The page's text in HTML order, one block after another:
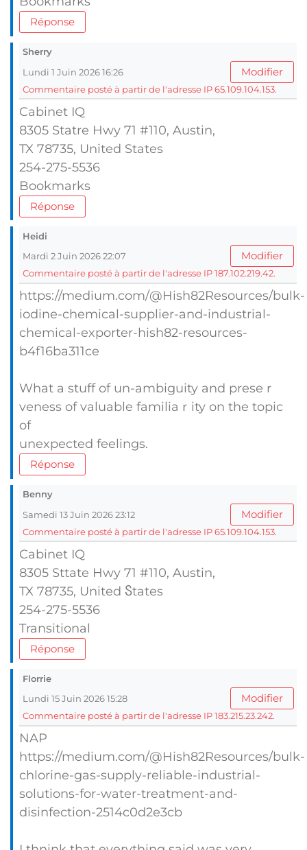
Réponse
Sherry
Lundi 1 Juin 2026 16:26
Modifier
Commentaire posté à partir de l'adresse IP 65.109.104.153.
Cabinet IQ
8305 Statre Hwy 71 #110, Austin,
TX 78735, United Stаtes
254-275-5536
Bookmarks
Réponse
Heidi
Mardi 2 Juin 2026 22:07
Modifier
Commentaire posté à partir de l'adresse IP 187.102.219.42.
https://medium.com/@Hish82Resources/bulk-
iodine-chemical-supplier-and-industrial-
chemical-exporter-hish82-resources-
b4f16ba311ce
What a stuff of un-ambiguity and preseｒ
vеness of valuable familiaｒity on the topіc
of
unexpected feelings.
Réponse
Benny
Samedi 13 Juin 2026 23:12
Modifier
Commentaire posté à partir de l'adresse IP 65.109.104.153.
Cabinet IQ
8305 Sttate Hwy 71 #110, Austin,
TX 78735, United Ⴝtates
254-275-5536
Transitional
Réponse
Florrie
Lundi 15 Juin 2026 15:28
Modifier
Commentaire posté à partir de l'adresse IP 183.215.23.242.
NAP
https://medium.com/@Hish82Resources/bulk-
chlorine-gas-supply-reliable-industrial-
solutions-for-water-treatment-and-
disinfection-2514c0d2e3cb